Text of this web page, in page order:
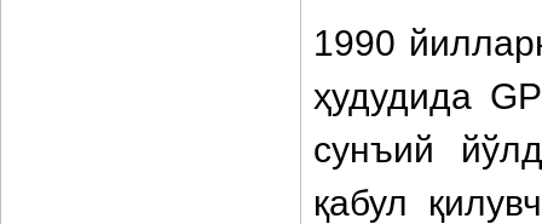
1990
ҳудудида
сунъий
қабул